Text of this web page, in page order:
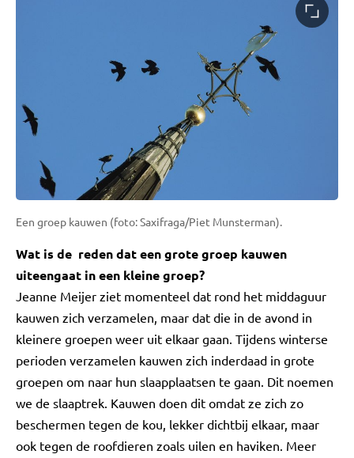
Een groep kauwen (foto: Saxifraga/Piet Munsterman).
Wat is de reden dat een grote groep kauwen
uiteengaat in een kleine groep?
Jeanne Meijer ziet momenteel dat rond het middaguur
kauwen zich verzamelen, maar dat die in de avond in
kleinere groepen weer uit elkaar gaan. Tijdens winterse
perioden verzamelen kauwen zich inderdaad in grote
groepen om naar hun slaapplaatsen te gaan. Dit noemen
we de slaaptrek. Kauwen doen dit omdat ze zich zo
beschermen tegen de kou, lekker dichtbij elkaar, maar
ook tegen de roofdieren zoals uilen en haviken. Meer